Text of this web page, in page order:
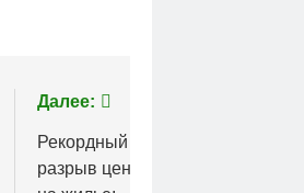
Далее:
Рекордный
разрыв цен